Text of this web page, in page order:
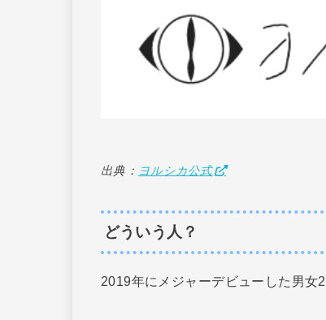
出典： ヨルシカ公式
どういう人？
2019年にメジャーデビューした男女